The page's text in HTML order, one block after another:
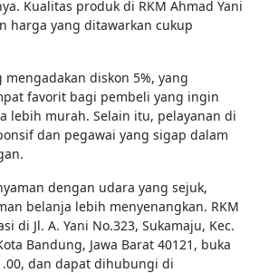
Kualitas produk di RKM Ahmad Yani
harga yang ditawarkan cukup
diskon 5%, yang
favorit bagi pembeli yang ingin
lebih murah. Selain itu, pelayanan di
dan pegawai yang sigap dalam
dengan udara yang sejuk,
belanja lebih menyenangkan. RKM
di Jl. A. Yani No.323, Sukamaju, Kec.
Bandung, Jawa Barat 40121, buka
dan dapat dihubungi di